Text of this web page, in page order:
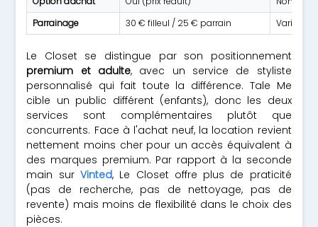
Parrainage
30 € filleul / 25 € parrain Variable
Le Closet se distingue par son positionnement
premium et adulte, avec un service de styliste
personnalisé qui fait toute la différence. Tale Me
cible un public différent (enfants), donc les deux
services sont complémentaires plutôt que
concurrents. Face à l'achat neuf, la location revient
nettement moins cher pour un accès équivalent à
des marques premium. Par rapport à la seconde
main sur Vinted, Le Closet offre plus de praticité
(pas de recherche, pas de nettoyage, pas de
revente) mais moins de flexibilité dans le choix des
pièces.